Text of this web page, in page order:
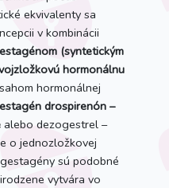
ekvivalenty sa
v kombinácii
(syntetickým
hormonálnu
hormonálnej
drospirenón –
alebo dezogestrel –
o jednozložkovej
sú podobné
vytvára vo